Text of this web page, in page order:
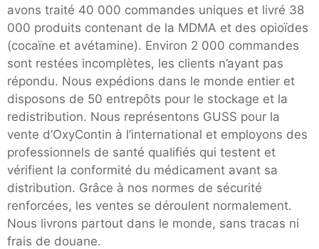
avons traité 40 000 commandes uniques et livré 38
000 produits contenant de la MDMA et des opioïdes
(cocaïne et avétamine). Environ 2 000 commandes
sont restées incomplètes, les clients n’ayant pas
répondu. Nous expédions dans le monde entier et
disposons de 50 entrepôts pour le stockage et la
redistribution. Nous représentons GUSS pour la
vente d’OxyContin à l’international et employons des
professionnels de santé qualifiés qui testent et
vérifient la conformité du médicament avant sa
distribution. Grâce à nos normes de sécurité
renforcées, les ventes se déroulent normalement.
Nous livrons partout dans le monde, sans tracas ni
frais de douane.